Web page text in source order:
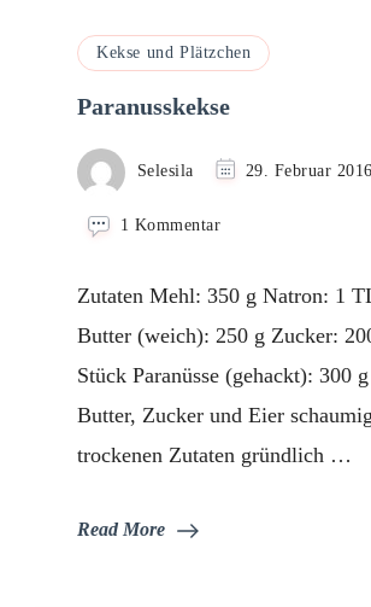
Kekse und Plätzchen
Paranusskekse
Selesila 29. Februar 2016
1 Kommentarzu
Zutaten Mehl: 350 g Natron: 1
Butter (weich): 250 g Zucker:
Stück Paranüsse (gehackt): 300
Butter, Zucker und Eier
trockenen Zutaten gründlich …
Read More